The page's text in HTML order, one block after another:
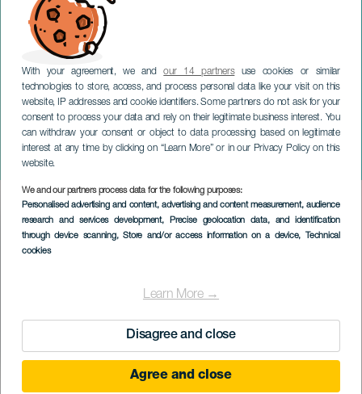
With your agreement, we andour 14 partnersuse cookies or similar
technologies to store, access, and process personal data like your visit on this
website, IP addresses and cookie identifiers. Some partners do not ask for your
consent to process your data and rely on their legitimate business interest. You
can withdraw your consent or object to data processing based on legitimate
interest at any time by clicking on “Learn More” or in our Privacy Policy on this
website.
We and our partners process data for the following purposes:
Personalised advertising and content, advertising and content measurement, audience
research and services development, Precise geolocation data, and identification
through device scanning, Store and/or access information on a device, Technical
cookies
Learn More →
Disagree and close
Agree and close
Flor de Toloache
TENERIFE
Imagen
Listado